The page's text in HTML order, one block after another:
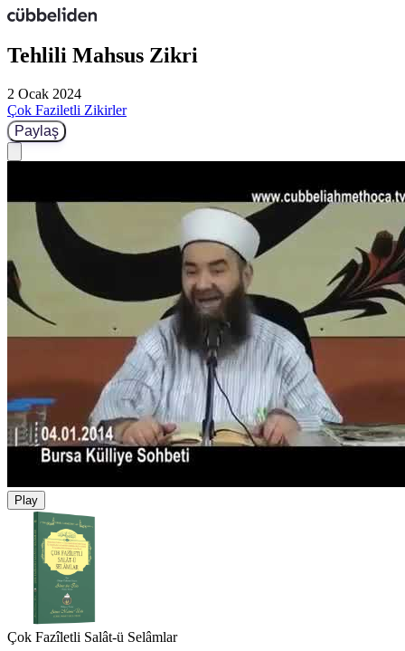
Tehlili Mahsus Zikri
2 Ocak 2024
Çok Faziletli Zikirler
Paylaş
Play
Çok Fazîletli Salât-ü Selâmlar